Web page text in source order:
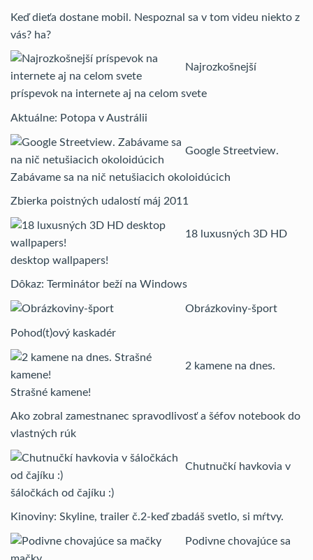
Keď dieťa dostane mobil. Nespoznal sa v tom videu niekto z
vás? ha?
Najrozkošnejší
príspevok na internete aj na celom svete
Aktuálne: Potopa v Austrálii
Google Streetview.
Zabávame sa na nič netušiacich okoloidúcich
Zbierka poistných udalostí máj 2011
18 luxusných 3D HD
desktop wallpapers!
Dôkaz: Terminátor beží na Windows
Obrázkoviny-šport
Pohod(t)ový kaskadér
2 kamene na dnes.
Strašné kamene!
Ako zobral zamestnanec spravodlivosť a šéfov notebook do
vlastných rúk
Chutnučkí havkovia v
šáločkách od čajíku :)
Kinoviny: Skyline, trailer č.2-keď zbadáš svetlo, si mŕtvy.
Podivne chovajúce sa